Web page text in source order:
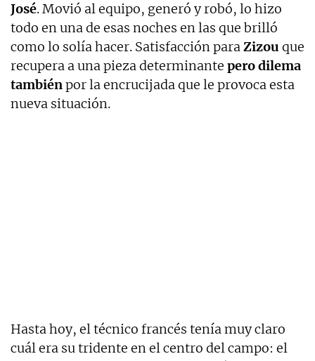
José. Movió al equipo, generó y robó, lo hizo
todo en una de esas noches en las que brilló
como lo solía hacer. Satisfacción paraZizou que
recupera a una pieza determinante pero dilema
tambiénpor la encrucijada que le provoca esta
nueva situación.
Hasta hoy, el técnico francés tenía muy claro
cuál era su tridente en el centro del campo: el